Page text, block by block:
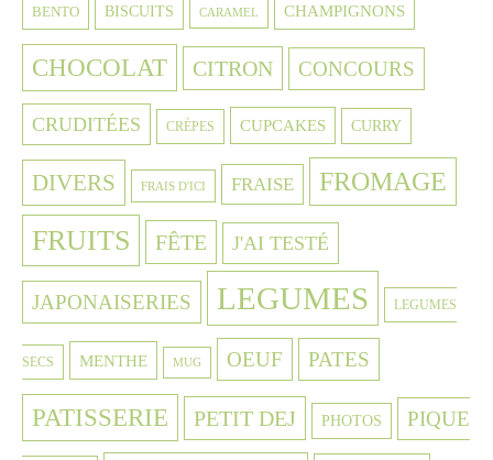
BENTO BISCUITS CARAMEL CHAMPIGNONS
CHOCOLAT CITRON CONCOURS
CRUDITÉES CRÈPES CUPCAKES CURRY
DIVERS FRAIS D'ICI FRAISE FROMAGE
FRUITS FÊTE J'AI TESTÉ
JAPONAISERIES LEGUMES LEGUMES
SECS MENTHE MUG OEUF PATES
PATISSERIE PETIT DEJ PHOTOS PIQUE